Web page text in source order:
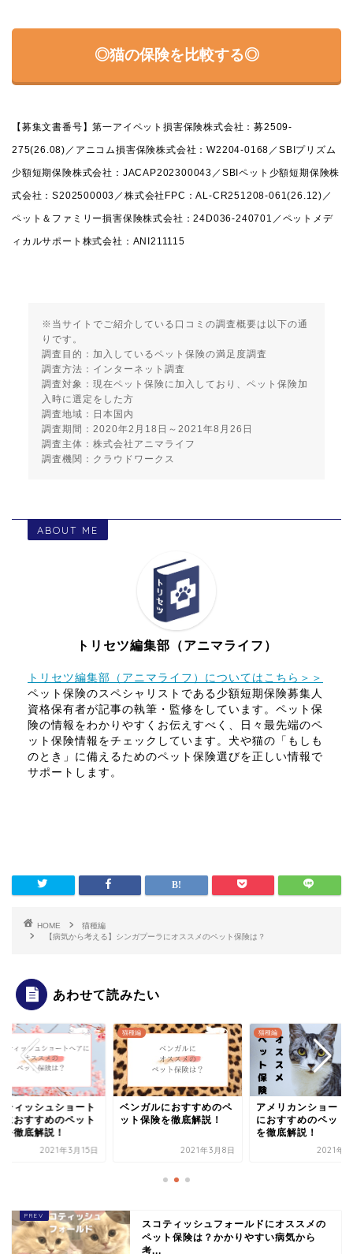
◎猫の保険を比較する◎
【募集文書番号】第一アイペット損害保険株式会社：募2509-
275(26.08)／アニコム損害保険株式会社：W2204-0168／SBIプリズム
少額短期保険株式会社：JACAP202300043／SBIペット少額短期保険株
式会社：S202500003／株式会社FPC：AL-CR251208-061(26.12)／
ペット＆ファミリー損害保険株式会社：24D036-240701／ペットメデ
ィカルサポート株式会社：ANI211115
※当サイトでご紹介している口コミの調査概要は以下の通
りです。
調査目的：加入しているペット保険の満足度調査
調査方法：インターネット調査
調査対象：現在ペット保険に加入しており、ペット保険加
入時に選定をした方
調査地域：日本国内
調査期間：2020年2月18日～2021年8月26日
調査主体：株式会社アニマライフ
調査機関：クラウドワークス
ABOUT ME
トリセツ編集部（アニマライフ）
トリセツ編集部（アニマライフ）についてはこちら＞＞
ペット保険のスペシャリストである少額短期保険募集人
資格保有者が記事の執筆・監修をしています。ペット保
険の情報をわかりやすくお伝えすべく、日々最先端のペ
ット保険情報をチェックしています。犬や猫の「もしも
のとき」に備えるためのペット保険選びを正しい情報で
サポートします。
HOME
猫種編
【病気から考える】シンガプーラにオススメのペット保険は？
あわせて読みたい
猫種編
ベンガルにおすすめのペ
ット保険を徹底解説！
2021年3月8日
猫種編
アメリカンショートヘア
におすすめのペット保険
2021年3月4日
猫種編
ブリティッ
ヘアにおす
保険を徹底
スコティッシュフォールドにオススメの
ペット保険は？かかりやすい病気から
考...